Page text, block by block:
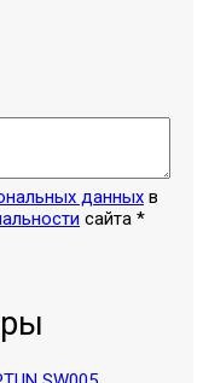
данных в
сайта *